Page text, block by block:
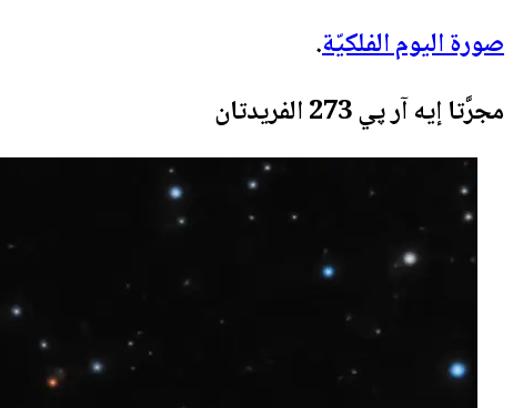
صورة اليوم الفلكيّة.
مجرَّتا إيه آر پي 273 الفريدتان